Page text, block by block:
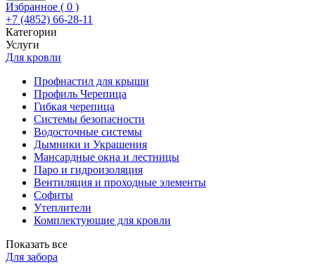
Избранное ( 0 )
+7 (4852) 66-28-11
Категории
Услуги
Для кровли
Профнастил для крыши
Профиль Черепица
Гибкая черепица
Системы безопасности
Водосточные системы
Дымники и Украшения
Мансардные окна и лестницы
Паро и гидроизоляция
Вентиляция и проходные элементы
Софиты
Утеплители
Комплектующие для кровли
Показать все
Для забора